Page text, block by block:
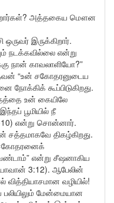
அத்தகைய மௌன
இருக்கிறார்.
நடக்கவில்லை என்று
நான் காவலாளியோ?”
“உன் சகோதரனுடைய
நோக்கிக் கூப்பிடுகிறது.
உன் கையிலே
பூமியில் நீ
10) என்று சொன்னார்.
சத்தமாகவே திகழ்கிறது.
என்று சீஷனாகிய
3:12). ஆபேலின்
வித்தியாசமான வழியில்!
பலியிலும் மேன்மையான